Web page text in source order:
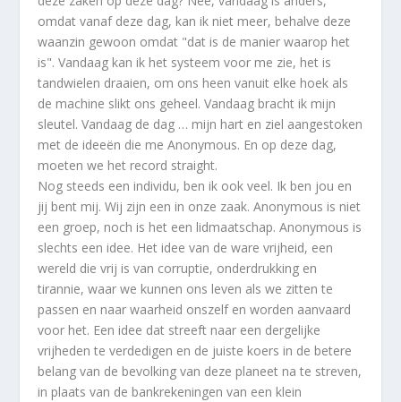
omdat vanaf deze dag, kan ik niet meer, behalve deze
waanzin gewoon omdat "dat is de manier waarop het
is". Vandaag kan ik het systeem voor me zie, het is
tandwielen draaien, om ons heen vanuit elke hoek als
de machine slikt ons geheel. Vandaag bracht ik mijn
sleutel. Vandaag de dag … mijn hart en ziel aangestoken
met de ideeën die me Anonymous. En op deze dag,
moeten we het record straight.
Nog steeds een individu, ben ik ook veel. Ik ben jou en
jij bent mij. Wij zijn een in onze zaak. Anonymous is niet
een groep, noch is het een lidmaatschap. Anonymous is
slechts een idee. Het idee van de ware vrijheid, een
wereld die vrij is van corruptie, onderdrukking en
tirannie, waar we kunnen ons leven als we zitten te
passen en naar waarheid onszelf en worden aanvaard
voor het. Een idee dat streeft naar een dergelijke
vrijheden te verdedigen en de juiste koers in de betere
belang van de bevolking van deze planeet na te streven,
in plaats van de bankrekeningen van een klein